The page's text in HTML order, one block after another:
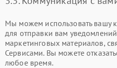
Мы можем использовать вашу
для отправки вам
маркетинговых материалов,
Сервисами. Вы можете
любое время.